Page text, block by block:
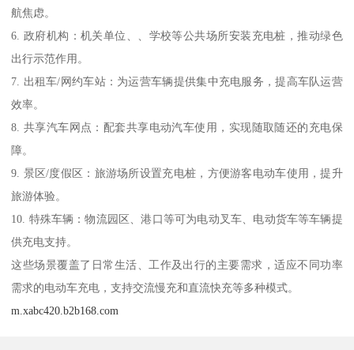
航焦虑。
6. 政府机构：机关单位、、学校等公共场所安装充电桩，推动绿色
出行示范作用。
7. 出租车/网约车站：为运营车辆提供集中充电服务，提高车队运营
效率。
8. 共享汽车网点：配套共享电动汽车使用，实现随取随还的充电保
障。
9. 景区/度假区：旅游场所设置充电桩，方便游客电动车使用，提升
旅游体验。
10. 特殊车辆：物流园区、港口等可为电动叉车、电动货车等车辆提
供充电支持。
这些场景覆盖了日常生活、工作及出行的主要需求，适应不同功率
需求的电动车充电，支持交流慢充和直流快充等多种模式。
m.xabc420.b2b168.com